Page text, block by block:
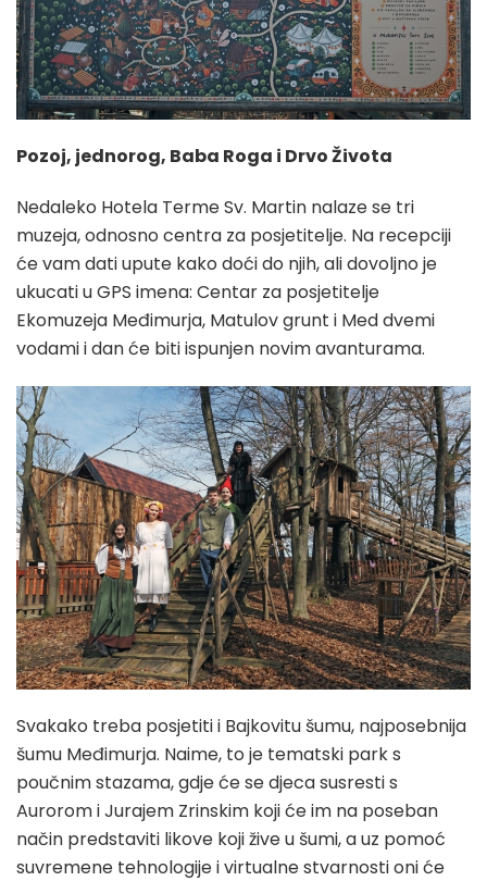
Pozoj, jednorog, Baba Roga i Drvo Života
Nedaleko Hotela Terme Sv. Martin nalaze se tri
muzeja, odnosno centra za posjetitelje. Na recepciji
će vam dati upute kako doći do njih, ali dovoljno je
ukucati u GPS imena: Centar za posjetitelje
Ekomuzeja Međimurja, Matulov grunt i Med dvemi
vodami i dan će biti ispunjen novim avanturama.
Svakako treba posjetiti i Bajkovitu šumu, najposebnija
šumu Međimurja. Naime, to je tematski park s
poučnim stazama, gdje će se djeca susresti s
Aurorom i Jurajem Zrinskim koji će im na poseban
način predstaviti likove koji žive u šumi, a uz pomoć
suvremene tehnologije i virtualne stvarnosti oni će